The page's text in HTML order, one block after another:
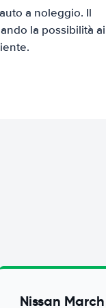
a noleggio. Il
la possibilità ai
Nissan March